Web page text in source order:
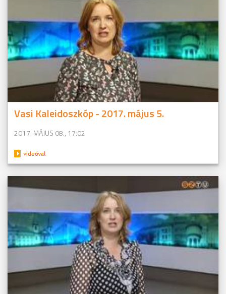
Vasi Kaleidoszkóp - 2017. május 5.
2017. MÁJUS 08., 17:02